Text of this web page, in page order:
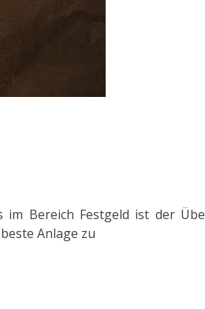
Bereich Festgeld ist der
Anlage zu